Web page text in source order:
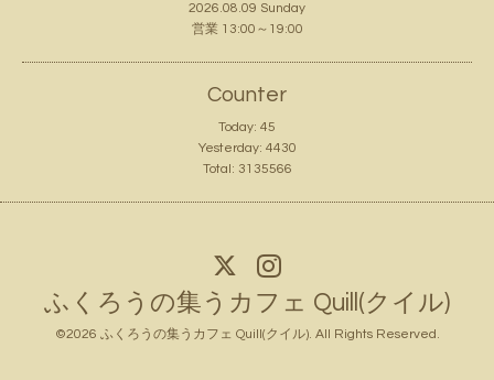
2026.08.09 Sunday
営業 13:00～19:00
Counter
Today: 45
Yesterday: 4430
Total: 3135566
ふくろうの集うカフェ Quill(クイル)
©2026 ふくろうの集うカフェ Quill(クイル). All Rights Reserved.